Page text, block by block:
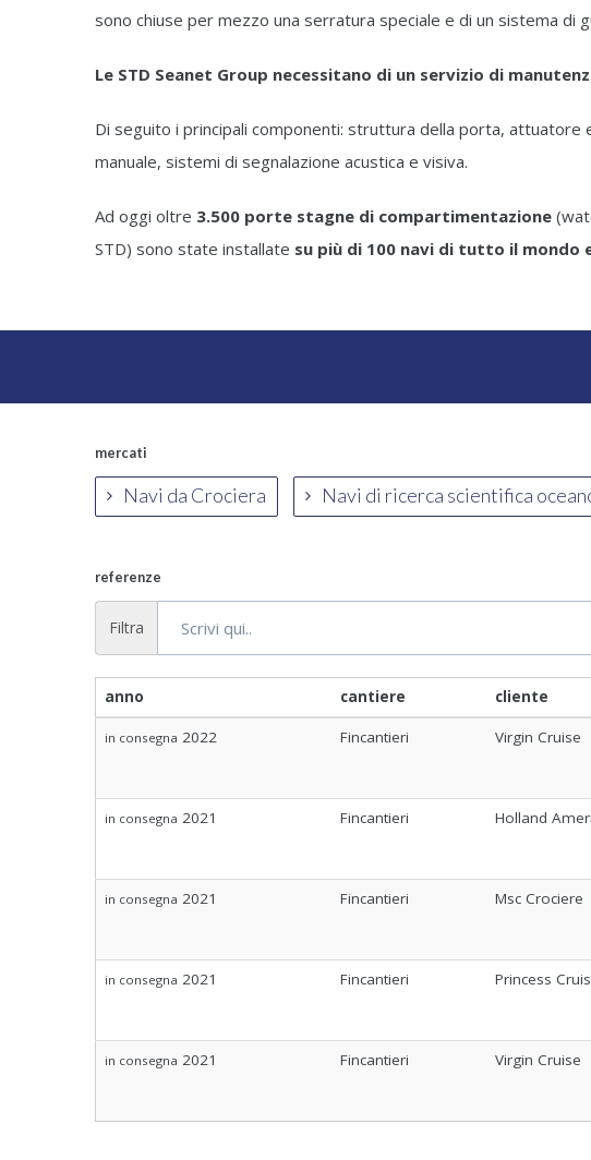
sono chiuse per mezzo una serratura speciale e di un sistema
Le STD Seanet Group necessitano di un servizio di
Di seguito i principali componenti: struttura della porta,
manuale, sistemi di segnalazione acustica e visiva.
Ad oggi oltre 3.500 porte stagne di compartimentazione
STD) sono state installate su più di 100 navi di tutto il mondo
mercati
Navi da Crociera Navi di ricerca scientifica
referenze
Filtra
anno cantiere cliente
in consegna 2022 Fincantieri Virgin Cruise
in consegna 2021 Fincantieri Holland
in consegna 2021 Fincantieri Msc Crociere
in consegna 2021 Fincantieri Princess
in consegna 2021 Fincantieri Virgin Cruise